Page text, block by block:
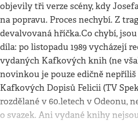
objevily tři verze scény, kdy
na popravu. Proces nechybí. Z
devalvovaná hříčka.Co chybí,
díla: po listopadu 1989 vycházejí
vydaných Kafkových knih (ne
novinkou je pouze edičně
Kafkových Dopisů Felicii (TV
rozdělané v 60.letech v Odeonu,
o svazek. Ani vydané knihy